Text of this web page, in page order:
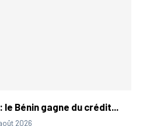
Bénin gagne du crédit...
2026